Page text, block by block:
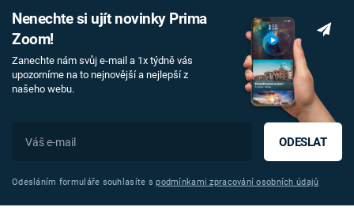
Nenechte si ujít novinky Prima
Zoom!
Zanechte nám svůj e-mail a 1x týdně vás
upozorníme na to nejnovější a nejlepší z
našeho webu.
ODESLAT
Odesláním formuláře souhlasíte spodmínkami zpracování osobních údajů